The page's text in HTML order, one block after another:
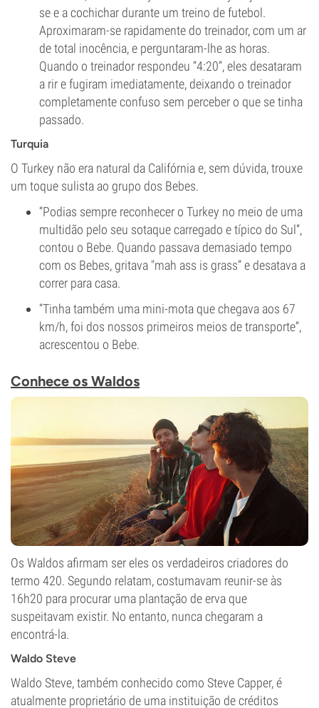
se e a cochichar durante um treino de futebol.
Aproximaram-se rapidamente do treinador, com um ar
de total inocência, e perguntaram-lhe as horas.
Quando o treinador respondeu “4:20”, eles desataram
a rir e fugiram imediatamente, deixando o treinador
completamente confuso sem perceber o que se tinha
passado.
Turquia
O Turkey não era natural da Califórnia e, sem dúvida, trouxe
um toque sulista ao grupo dos Bebes.
“Podias sempre reconhecer o Turkey no meio de uma
multidão pelo seu sotaque carregado e típico do Sul”,
contou o Bebe. Quando passava demasiado tempo
com os Bebes, gritava "mah ass is grass” e desatava a
correr para casa.
“Tinha também uma mini-mota que chegava aos 67
km/h, foi dos nossos primeiros meios de transporte”,
acrescentou o Bebe.
Conhece os Waldos
Os Waldos afirmam ser eles os verdadeiros criadores do
termo 420. Segundo relatam, costumavam reunir-se às
16h20 para procurar uma plantação de erva que
suspeitavam existir. No entanto, nunca chegaram a
encontrá-la.
Waldo Steve
Waldo Steve, também conhecido como Steve Capper, é
atualmente proprietário de uma instituição de créditos